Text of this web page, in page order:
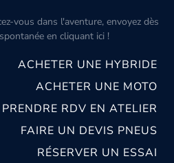
vous dans l'aventure, envoyez dès
en cliquant ici !
ACHETER UNE HYBRIDE
ACHETER UNE MOTO
PRENDRE RDV EN ATELIER
FAIRE UN DEVIS PNEUS
RÉSERVER UN ESSAI